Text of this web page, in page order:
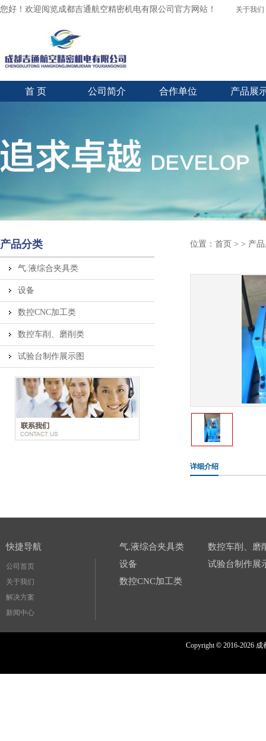
您好！欢迎阅览成都吉通航空精密机电有限公司官方网站！ 关于我们
首 页 公司简介 合作单位 产品展
产品分类
气.液综合夹具类
设备
数控CNC加工类
数控车削、磨削类
试验台制作展示图
位置： 首页 > > 产
详细介绍
快捷导航
公司首页
关于我们
解决方案
新闻中心
气.液综合夹具类
设备
数控CNC加工类
数控车削、磨
试验台制作展
Copyright©2016-2026 成